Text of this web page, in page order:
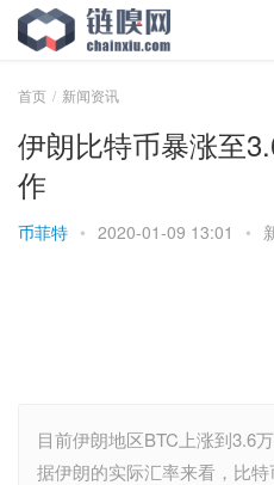
首页 新闻资讯
伊朗比特币暴涨至
作
币菲特 • 2020-01-09 13:01 •
目前伊朗地区BTC上涨到3.6
据伊朗的实际汇率来看，比